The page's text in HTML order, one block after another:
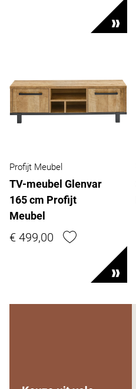
Profijt Meubel
TV-meubel Glenvar
165 cm Profijt
Meubel
€ 499,00